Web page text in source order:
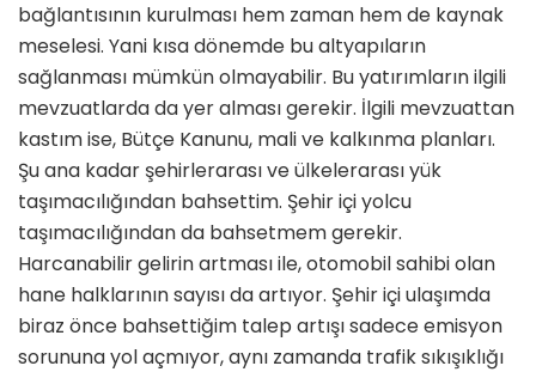
bağlantısının kurulması hem zaman hem de kaynak
meselesi. Yani kısa dönemde bu altyapıların
sağlanması mümkün olmayabilir. Bu yatırımların ilgili
mevzuatlarda da yer alması gerekir. İlgili mevzuattan
kastım ise, Bütçe Kanunu, mali ve kalkınma planları.
Şu ana kadar şehirlerarası ve ülkelerarası yük
taşımacılığından bahsettim. Şehir içi yolcu
taşımacılığından da bahsetmem gerekir.
Harcanabilir gelirin artması ile, otomobil sahibi olan
hane halklarının sayısı da artıyor. Şehir içi ulaşımda
biraz önce bahsettiğim talep artışı sadece emisyon
sorununa yol açmıyor, aynı zamanda trafik sıkışıklığı